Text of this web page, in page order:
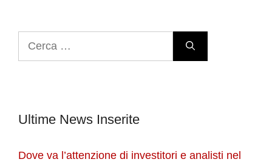
Ultime News Inserite
Dove va l’attenzione di investitori e analisti nel